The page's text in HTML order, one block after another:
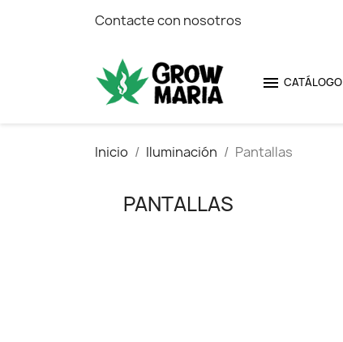
Contacte con nosotros
 CATÁLOGO
Inicio Iluminación Pantallas
PANTALLAS